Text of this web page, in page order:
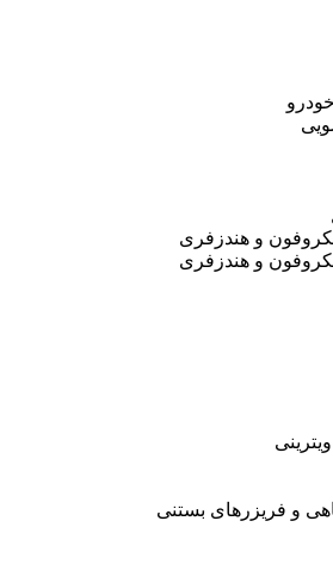
و هندزفری
و هندزفری
و فریزرهای بستنی